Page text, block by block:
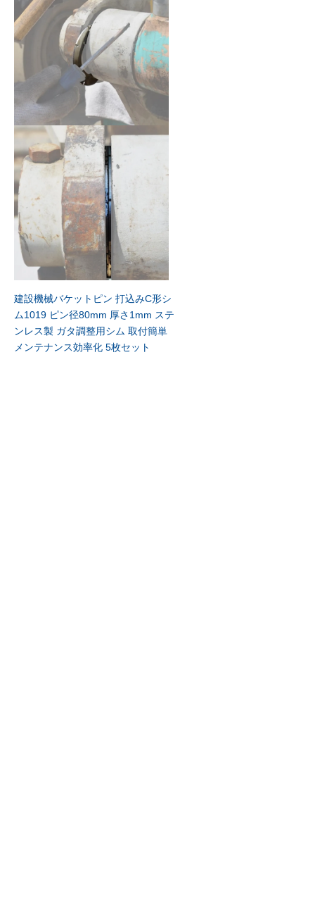
建設機械バケットピン 打込みC形シ
ム1019 ピン径80mm 厚さ1mm ステ
ンレス製 ガタ調整用シム 取付簡単
メンテナンス効率化 5枚セット